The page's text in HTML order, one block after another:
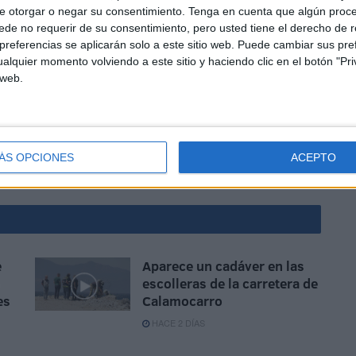
otorgar o negar su consentimiento. Tenga en cuenta que algún
no requerir de su consentimiento, pero usted tiene el derecho de
se aplicarán solo a este sitio web. Puede cambiar sus
momento volviendo a este sitio y haciendo clic en el botón
OPCIONES ACEPTO
las ha reconvertido en zona de esparcimiento y
como un centro de internamiento ya que eso
se intentará reconducir a estas personas a las
que han llegado a levantar. Muchos de ellos en
Aparece un cadáver en las
escolleras de la carretera de
Calamocarro
HACE 2 DÍAS